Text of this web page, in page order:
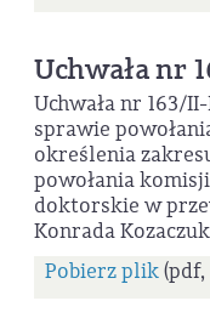
Uchwała nr
Uchwała nr 163/
sprawie
określenia
powołania
doktorskie w
Konrada
Pobierz plik(pdf,